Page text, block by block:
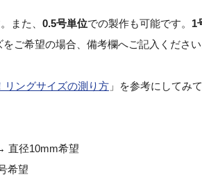
また、 0.5号単位での製作も可能です。 1
ご希望の場合、備考欄へご記入ください
リングサイズの測り方 」を参考にしてみ
直径10mm希望
希望